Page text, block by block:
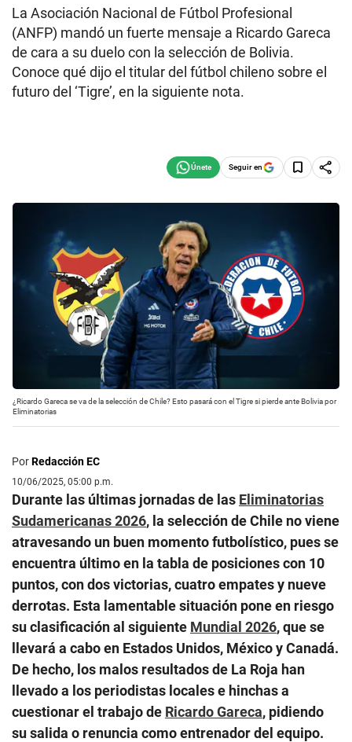
La Asociación Nacional de Fútbol Profesional
(ANFP) mandó un fuerte mensaje a Ricardo Gareca
de cara a su duelo con la selección de Bolivia.
Conoce qué dijo el titular del fútbol chileno sobre el
futuro del ‘Tigre’, en la siguiente nota.
Seguir en
¿Ricardo Gareca se va de la selección de Chile? Esto pasará con el Tigre si pierde ante Bolivia por
Eliminatorias
PorRedacción EC
10/06/2025, 05:00 p.m.
Durante las últimas jornadas de las Eliminatorias
Sudamericanas 2026, la selección de Chile no viene
atravesando un buen momento futbolístico, pues se
encuentra último en la tabla de posiciones con 10
puntos, con dos victorias, cuatro empates y nueve
derrotas. Esta lamentable situación pone en riesgo
su clasificación al siguiente Mundial 2026, que se
llevará a cabo en Estados Unidos, México y Canadá.
De hecho, los malos resultados de La Roja han
llevado a los periodistas locales e hinchas a
cuestionar el trabajo de Ricardo Gareca, pidiendo
su salida o renuncia como entrenador del equipo.